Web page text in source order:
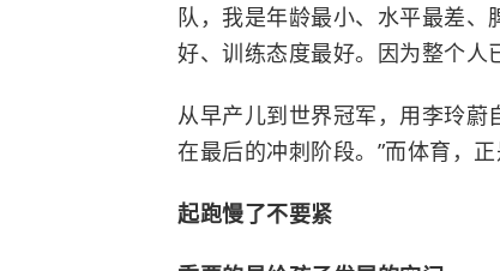
队，我是年龄最小、水平最差
好、训练态度最好。因为整个人
从早产儿到世界冠军，用李玲蔚
在最后的冲刺阶段。”而体育，正
起跑慢了不要紧